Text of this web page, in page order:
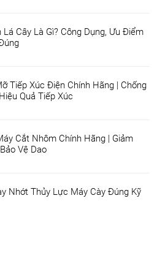
Cây Là Gì? Công Dụng, Ưu Điểm
Tiếp Xúc Điện Chính Hãng | Chống
Quả Tiếp Xúc
Cắt Nhôm Chính Hãng | Giảm
Vệ Dao
Nhớt Thủy Lực Máy Cày Đúng Kỹ